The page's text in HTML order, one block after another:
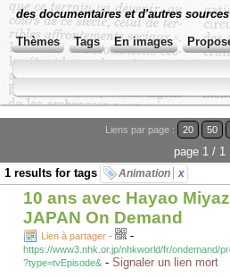
des documentaires et d'autres
Thèmes Tags En images
Liens par page : 20 50
page 1 / 1
1 results for tags
Animation x
10 ans avec Hayao
JAPAN On Demand
Lien à partager - -
https://www3.nhk.or.jp/nhkworld/fr/ondemand/
?type=tvEpisode& - Signaler un lien mort